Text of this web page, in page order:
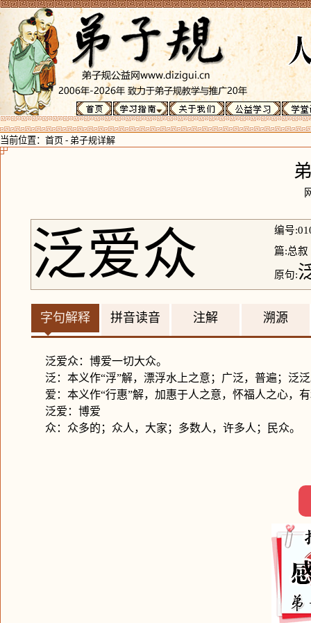
当前位置： 首页 - 弟子规详解
泛爱众
编号
篇:总叙
原句:
字句解释 拼音读音 注解 溯源
泛爱众：博爱一切大众。
泛：本义作“浮”解，漂浮水上之意；广泛，普遍；泛
爱：本义作“行惠”解，加惠于人之意，怀福人之心，
泛爱：博爱
众：众多的；众人，大家；多数人，许多人；民众。